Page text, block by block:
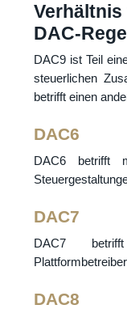
DAC-
DAC9 ist Teil
steuerlichen
betrifft einen
DAC6
DAC6 betrifft
DAC7
DAC7
DAC8